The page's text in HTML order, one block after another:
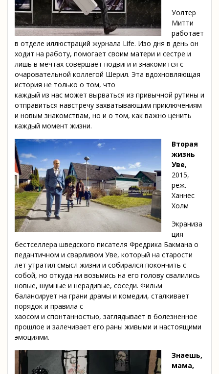
Уолтер
Митти
работает
в отделе иллюстраций журнала Life. Изо дня в день он
ходит на работу, помогает своим матери и сестре и
лишь в мечтах совершает подвиги и знакомится с
очаровательной коллегой Шерил. Эта вдохновляющая
история не только о том, что
каждый из нас может вырваться из привычной рутины и
отправиться навстречу захватывающим приключениям
и новым знакомствам, но и о том, как важно ценить
каждый момент жизни.
Вторая
жизнь
Уве,
2015,
реж.
Ханнес
Холм
Экраниза
ция
бестселлера шведского писателя Фредрика Бакмана о
педантичном и сварливом Уве, который на старости
лет утратил смысл жизни и собирался покончить с
собой, но откуда ни возьмись на его голову свалились
новые, шумные и нерадивые, соседи. Фильм
балансирует на грани драмы и комедии, сталкивает
порядок и правила с
хаосом и спонтанностью, заглядывает в болезненное
прошлое и залечивает его раны живыми и настоящими
эмоциями.
Знаешь,
мама,